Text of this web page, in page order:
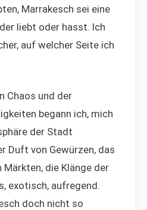
Marrakesch sei eine
liebt oder hasst. Ich
auf welcher Seite ich
Chaos und der
begann ich, mich
der Stadt
Duft von Gewürzen, das
die Klänge der
exotisch, aufregend.
doch nicht so